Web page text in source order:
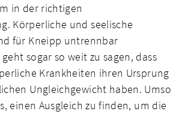
in der richtigen
Körperliche und seelische
für Kneipp untrennbar
sogar so weit zu sagen, dass
Krankheiten ihren Ursprung
Ungleichgewicht haben. Umso
einen Ausgleich zu finden, um die